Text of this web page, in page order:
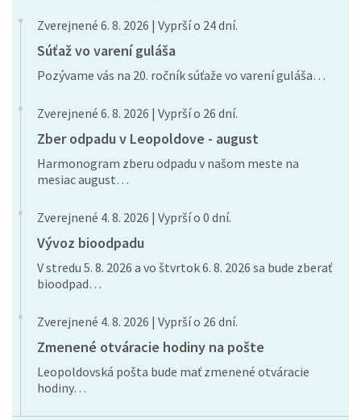
Zverejnené 6. 8. 2026 | Vyprší o 24 dní.
Súťaž vo varení guláša
Pozývame vás na 20. ročník súťaže vo varení guláša…
Zverejnené 6. 8. 2026 | Vyprší o 26 dní.
Zber odpadu v Leopoldove - august
Harmonogram zberu odpadu v našom meste na
mesiac august…
Zverejnené 4. 8. 2026 | Vyprší o 0 dní.
Vývoz bioodpadu
V stredu 5. 8. 2026 a vo štvrtok 6. 8. 2026 sa bude zberať
bioodpad…
Zverejnené 4. 8. 2026 | Vyprší o 26 dní.
Zmenené otváracie hodiny na pošte
Leopoldovská pošta bude mať zmenené otváracie
hodiny…